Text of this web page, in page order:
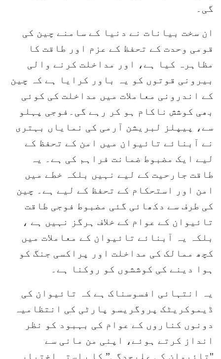
گی۔
ان سخت بیانات نے دنیا کے سامنے چین کی
قومی وحدت کے تحفظ کے عزم اور طاقت کا
مظاہرہ کیا ہے، اور مداخلت کرنے والی
بیرونی قوتوں کو یہ باور کرایا ہے کہ چین
کے اندرونی معاملات میں مداخلت کی کوئی
بھی کوشش ناکام ہو کر رہے گی۔فوجی پہلو
سے، پیپلز لبریشن آرمی کی نمایاں بہتری
نے آبنائے تائیوان میں امن کے تحفظ کے
لیے ایک مضبوط ضمانت فراہم کی ہے۔ یہ
طاقت جارحیت کے لیے نہیں بلکہ خطے میں
امن اور استحکام کے تحفظ کے لیے ہے۔ چین
کی طرف سے دکھائی گئی مضبوط فوجی طاقت
تائیوان کے عوام کے خلاف ہرگز نہیں ہے ،
بلکہ یہ آبنائے تائیوان کے معاملات میں
کچھ ممالک کی مداخلت اور پراکسی جنگ کو
ہوا دینے کی کوششوں کو روکنا ہے۔
یہ انتہائی افسوسناک ہے کہ تائیوان کی
ڈیموکریٹک پروگریسو پارٹی کی انتظامیہ
دونوں کناروں کے عوام کی بہبود کو نظر
انداز کرتے ہوئے، اپنی من مانی سے
"تائیوان کی علیحدگی” کا راستہ اختیار